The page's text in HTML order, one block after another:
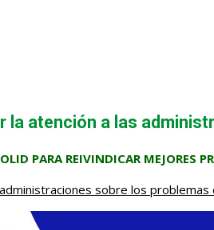
la atención a las
PARA REIVINDICAR MEJORES
sobre los